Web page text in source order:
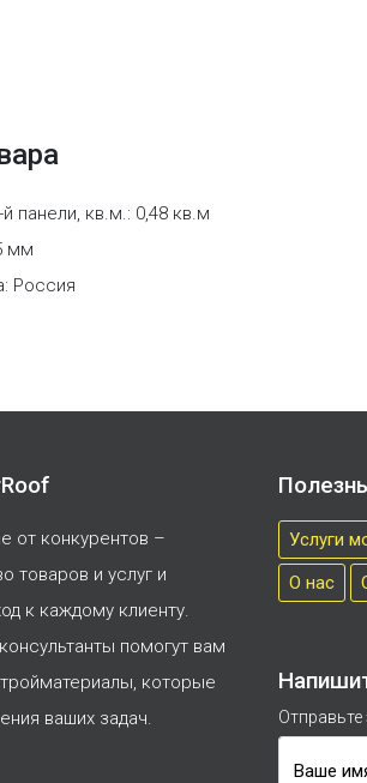
панели, кв.м.: 0,48 кв.м
мм
Россия
от конкурентов –
товаров и услуг и
к каждому клиенту.
помогут вам
которые
ваших задач.
Услуги
О нас
Ваше